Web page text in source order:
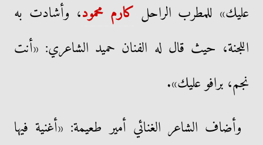
عليك» للمطرب الراحل كارم محمود، وأشادت به
اللجنة، حيث قال له الفنان حميد الشاعري: «أنت
نجم، برافو عليك».
وأضاف الشاعر الغنائي أمير طعيمة: «أغنية فيها